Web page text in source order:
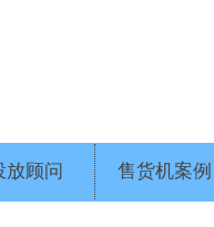
放顾问 售货机案例